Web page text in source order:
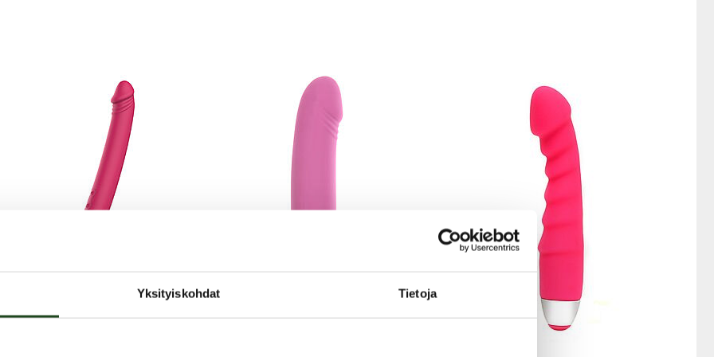
Yksityiskohdat Tietoja
moottoreissa)
Huom! Pakkaus ei sisällä USB-adapteria.